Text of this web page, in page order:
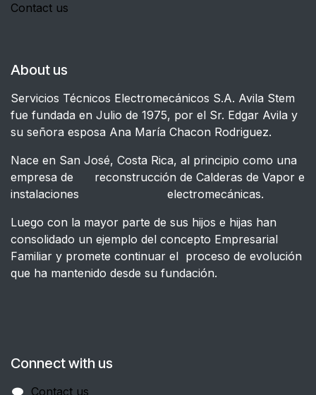
Contact us
About us
Servicios Técnicos Electromecánicos S.A. Avila Stem
fue fundada en Julio de 1975, por el Sr. Edgar Avila y
su señora esposa Ana María Chacon Rodriguez.
Nace en San José, Costa Rica, al principio como una
empresa de reconstrucción de Calderas de Vapor e
instalaciones electromecánicas.
Luego con la mayor parte de sus hijos e hijas han
consolidado un ejemplo del concepto Empresarial
Familiar y promete continuar el proceso de evolución
que ha mantenido desde su fundación.
Connect with us
Contact us